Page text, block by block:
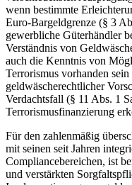
wenn bestimmte
Euro-Bargeldgrenze (§ 3
gewerbliche Güterhändler
Verständnis von
auch die Kenntnis von
Terrorismus vorhanden
geldwäscherechtlicher
Verdachtsfall (§ 11 Abs. 1
Terrorismusfinanzierung
Für den zahlenmäßig
mit seinen seit Jahren
Compliancebereichen, ist
und verstärkten